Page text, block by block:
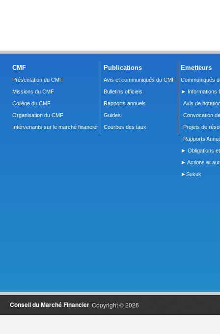
CMF
Présentation du CMF
Missions du CMF
Collège du CMF
Organisation du CMF
Intervenants sur le marché financier
Publications
Avis et communiqués du CMF
Bulletins officiels
Rapports annuels
Guides
Courbes des taux
Emetteurs
Communiqués
► Informations
Avis de
Convocation
Projets de
Rapports
► Obligations
► Actions et
►Sukuk
Copyright © 2026
Conseil du Marché Financier